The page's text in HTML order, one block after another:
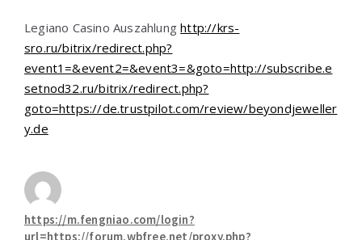
Legiano Casino Auszahlunghttp://krs-
sro.ru/bitrix/redirect.php?
event1=&event2=&event3=&goto=http://subscribe.e
setnod32.ru/bitrix/redirect.php?
goto=https://de.trustpilot.com/review/beyondjeweller
y.de
https://m.fengniao.com/login?
url=https://forum.wbfree.net/proxy.php?